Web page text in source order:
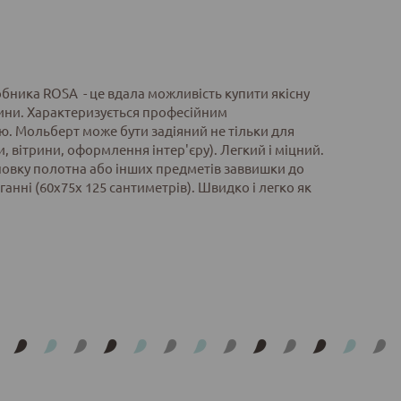
ROSA - це вдала можливість купити якісну
Характеризується професійним
Мольберт може бути задіяний не тільки для
вітрини, оформлення інтер'єру). Легкий і міцний.
полотна або інших предметів заввишки до
(60х75х 125 сантиметрів). Швидко і легко як